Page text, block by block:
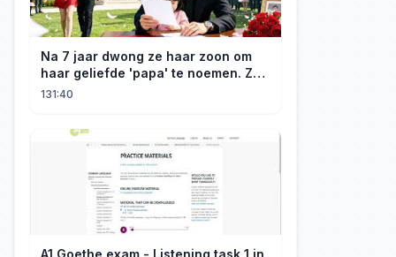
Na 7 jaar dwong ze haar zoon om
haar geliefde 'papa' te noemen. Ze
scheidde, hij werd rijk, trouwde met
131:40
A1 Goethe exam - Listening task 1 in